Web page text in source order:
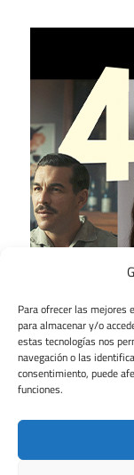
Para ofrecer las mejores
para almacenar y/o
estas tecnologías nos
navegación o las
consentimiento, puede
funciones.